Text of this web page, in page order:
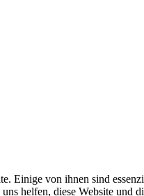
Einige von ihnen sind
helfen, diese Website und